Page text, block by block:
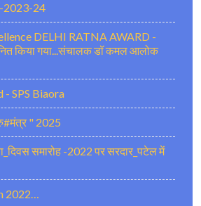
2023-24
DELHI RATNA AWARD -
किया गया...संचालक डॉ कमल आलोक
- SPS Biaora
" 2025
समारोह -2022 पर सरदार_पटेल में
2022…